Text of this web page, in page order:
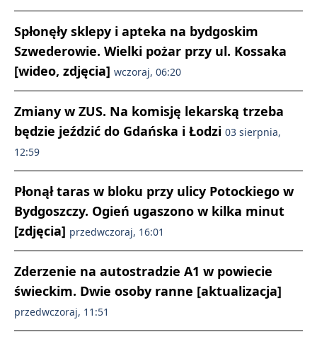
Spłonęły sklepy i apteka na bydgoskim
Szwederowie. Wielki pożar przy ul. Kossaka
[wideo, zdjęcia] wczoraj, 06:20
Zmiany w ZUS. Na komisję lekarską trzeba
będzie jeździć do Gdańska i Łodzi 03 sierpnia,
12:59
Płonął taras w bloku przy ulicy Potockiego w
Bydgoszczy. Ogień ugaszono w kilka minut
[zdjęcia] przedwczoraj, 16:01
Zderzenie na autostradzie A1 w powiecie
świeckim. Dwie osoby ranne [aktualizacja]
przedwczoraj, 11:51